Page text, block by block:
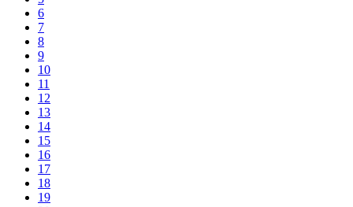
6
7
8
9
10
11
12
13
14
15
16
17
18
19